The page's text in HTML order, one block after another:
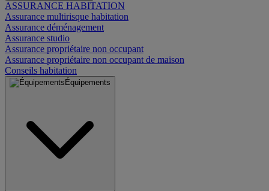
ASSURANCE HABITATION
Assurance multirisque habitation
Assurance déménagement
Assurance studio
Assurance propriétaire non occupant
Assurance propriétaire non occupant de maison
Conseils habitation
Équipements